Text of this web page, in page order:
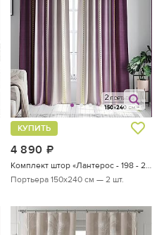
4 890
КУПИТЬ
Портьера 150х240 см — 2 шт.